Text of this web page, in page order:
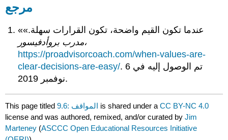
مرجع
«عندما تكون القيم واضحة، تكون القرارات سهلة.»
مدرب بروأدفيسور،
https://proadvisorcoach.com/when-values-are-
clear-decisions-are-easy/. تم الوصول إليه في 6
نوفمبر 2019.
This page titled 9.6: المواقف is shared under aCC BY-NC 4.0
license and was authored, remixed, and/or curated byJim
Marteney (ASCCC Open Educational Resources Initiative